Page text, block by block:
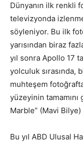
Dünyanın ilk renkli
televizyonda
söyleniyor. Bu ilk
yarısından biraz
yıl sonra Apollo 17
yolculuk sırasında,
muhteşem
yüzeyinin tamamını
Marble” (Mavi
Bu yıl ABD Ulusal